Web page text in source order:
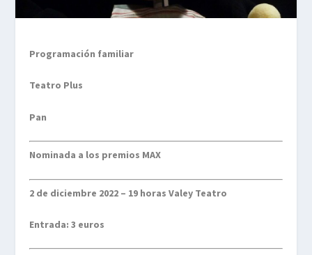
Programación familiar
Teatro Plus
Pan
Nominada a los premios MAX
2 de diciembre 2022 – 19 horas Valey Teatro
Entrada: 3 euros